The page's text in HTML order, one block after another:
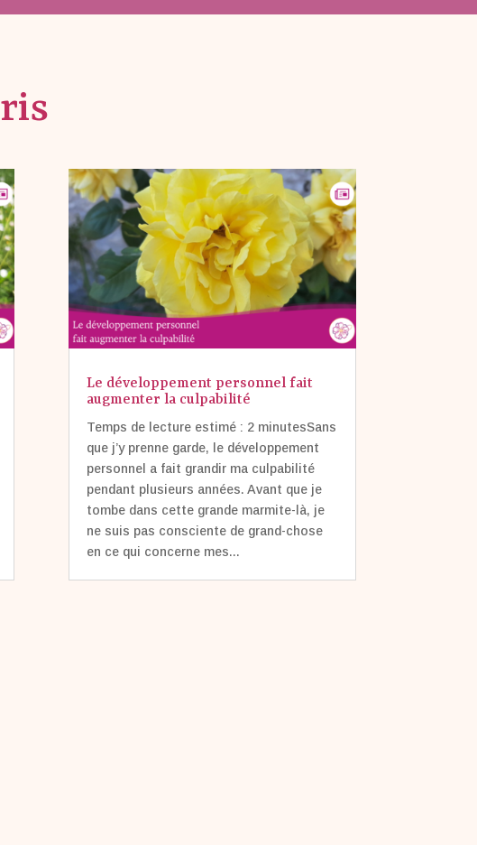
Le développement personnel fait
augmenter la culpabilité
Temps de lecture estimé : 2 minutesSans
que j’y prenne garde, le développement
personnel a fait grandir ma culpabilité
pendant plusieurs années. Avant que je
tombe dans cette grande marmite-là, je
ne suis pas consciente de grand-chose
en ce qui concerne mes...